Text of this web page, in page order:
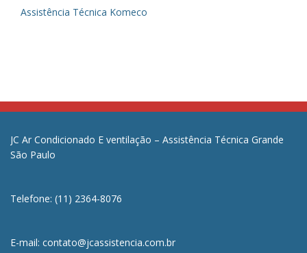
Assistência Técnica Komeco
JC Ar Condicionado E ventilação – Assistência Técnica Grande
São Paulo
Telefone: (11) 2364-8076
E-mail: contato@jcassistencia.com.br